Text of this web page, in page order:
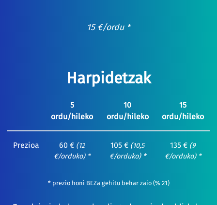
15 €/ordu *
Harpidetzak
5
ordu/hileko
10
ordu/hileko
15
ordu/hileko
Prezioa 60 € (12
€/orduko) *
105 € (10,5
€/orduko) *
135 € (9
€/orduko) *
* prezio honi BEZa gehitu behar zaio (% 21)